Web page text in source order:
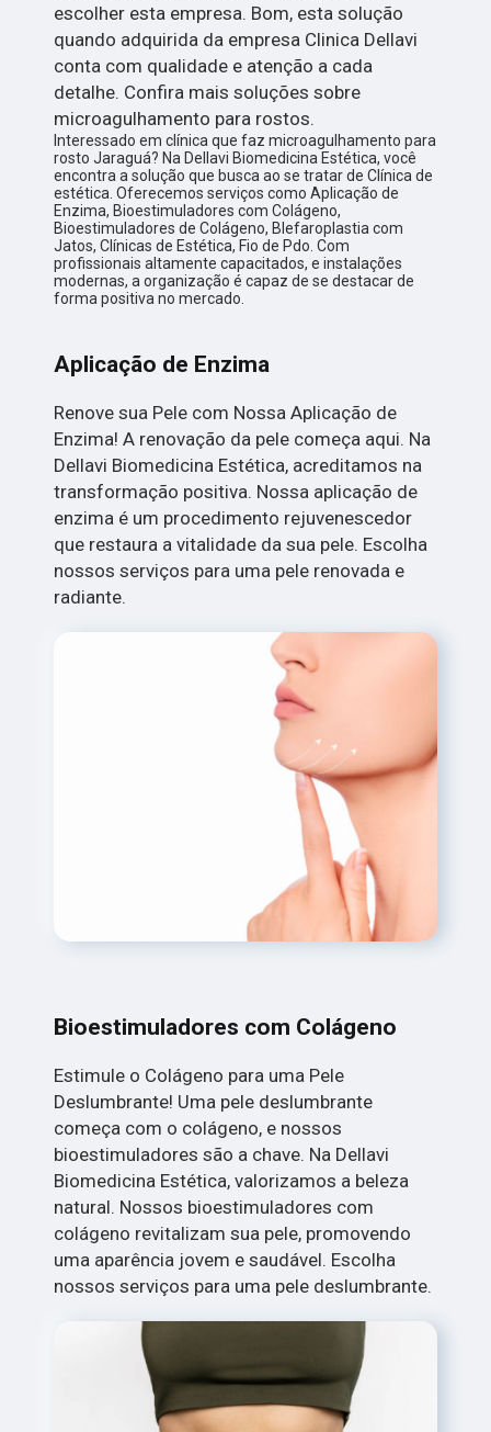
escolher esta empresa. Bom, esta solução
quando adquirida da empresa Clinica Dellavi
conta com qualidade e atenção a cada
detalhe. Confira mais soluções sobre
microagulhamento para rostos.
Interessado em clínica que faz microagulhamento para
rosto Jaraguá? Na Dellavi Biomedicina Estética, você
encontra a solução que busca ao se tratar de Clínica de
estética. Oferecemos serviços como Aplicação de
Enzima, Bioestimuladores com Colágeno,
Bioestimuladores de Colágeno, Blefaroplastia com
Jatos, Clínicas de Estética, Fio de Pdo. Com
profissionais altamente capacitados, e instalações
modernas, a organização é capaz de se destacar de
forma positiva no mercado.
Aplicação de Enzima
Renove sua Pele com Nossa Aplicação de
Enzima! A renovação da pele começa aqui. Na
Dellavi Biomedicina Estética, acreditamos na
transformação positiva. Nossa aplicação de
enzima é um procedimento rejuvenescedor
que restaura a vitalidade da sua pele. Escolha
nossos serviços para uma pele renovada e
radiante.
Bioestimuladores com Colágeno
Estimule o Colágeno para uma Pele
Deslumbrante! Uma pele deslumbrante
começa com o colágeno, e nossos
bioestimuladores são a chave. Na Dellavi
Biomedicina Estética, valorizamos a beleza
natural. Nossos bioestimuladores com
colágeno revitalizam sua pele, promovendo
uma aparência jovem e saudável. Escolha
nossos serviços para uma pele deslumbrante.